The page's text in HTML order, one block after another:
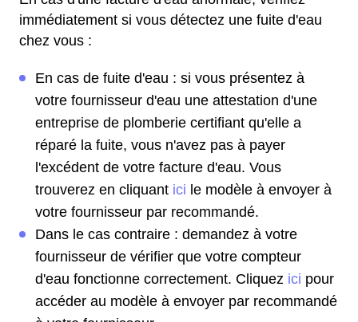
immédiatement si vous détectez une fuite d'eau
chez vous :
En cas de fuite d'eau : si vous présentez à
votre fournisseur d'eau une attestation d'une
entreprise de plomberie certifiant qu'elle a
réparé la fuite, vous n'avez pas à payer
l'excédent de votre facture d'eau. Vous
trouverez en cliquant ici le modèle à envoyer à
votre fournisseur par recommandé.
Dans le cas contraire : demandez à votre
fournisseur de vérifier que votre compteur
d'eau fonctionne correctement. Cliquez ici pour
accéder au modèle à envoyer par recommandé